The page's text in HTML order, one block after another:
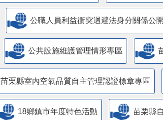
公職人員利益衝突迴避法身分關係公
​公共設施維護管理情形專區
苗栗縣室內空氣品質自主管理認證標章專區
18鄉鎮市年度特色活動 苗栗縣